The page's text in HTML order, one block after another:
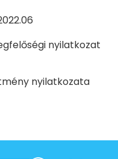
nyilatkozat
nyilatkozata